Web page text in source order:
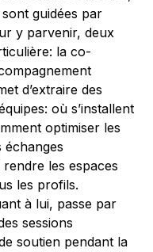
guidées par
y parvenir, deux
la co-
d’extraire des
où s’installent
optimiser les
les espaces
les profils.
à lui, passe par
sessions
soutien pendant la